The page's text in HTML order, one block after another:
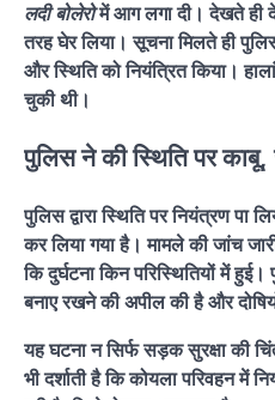
लदी बोलेरोमें आग लगा दी। देखते ही
तरह घेर लिया। सूचना मिलते ही
और स्थिति को नियंत्रित किया।
चुकी थी।
पुलिस ने की स्थिति पर काबू,
पुलिस द्वारा स्थिति पर नियंत्रण पा
कर लिया गया है। मामले की जांच
कि दुर्घटना किन परिस्थितियों में
बनाए रखने की अपील की है और
यह घटना न सिर्फ सड़क सुरक्षा की
भी दर्शाती है कि कोयला परिवहन में